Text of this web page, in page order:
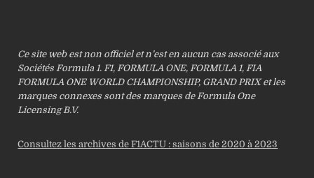
Ce site web est non officiel et n’est en aucun cas associé aux
Sociétés Formula 1. F1, FORMULA ONE, FORMULA 1, FIA
FORMULA ONE WORLD CHAMPIONSHIP, GRAND PRIX et les
marques connexes sont des marques de Formula One
Licensing B.V.
Consultez les archives de F1ACTU : saisons de 2020 à 2023